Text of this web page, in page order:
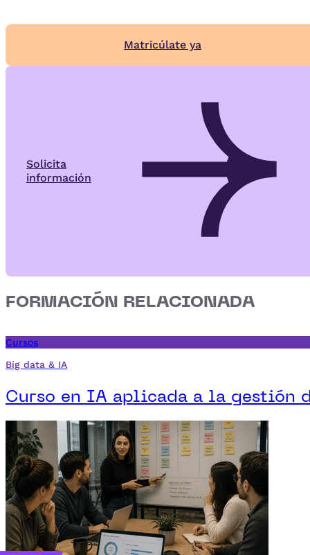
Matricúlate ya
Solicita
información
FORMACIÓN RELACIONADA
Cursos
Big data & IA
Curso en IA aplicada a la gestión